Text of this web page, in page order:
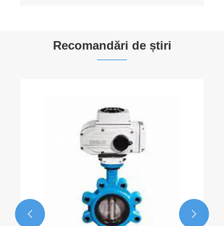
Recomandări de știri
Prin ce fel de mediu poate trece o supapă
cu bilă?
Vezi mai mult >>
 